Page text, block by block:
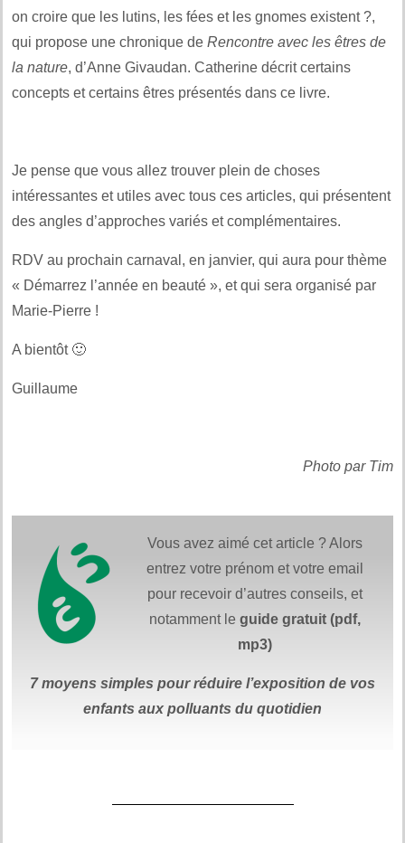
on croire que les lutins, les fées et les gnomes existent ?,
qui propose une chronique de Rencontre avec les êtres de
la nature, d’Anne Givaudan. Catherine décrit certains
concepts et certains êtres présentés dans ce livre.
Je pense que vous allez trouver plein de choses
intéressantes et utiles avec tous ces articles, qui présentent
des angles d’approches variés et complémentaires.
RDV au prochain carnaval, en janvier, qui aura pour thème
« Démarrez l’année en beauté », et qui sera organisé par
Marie-Pierre !
A bientôt 🙂
Guillaume
Photo par Tim
Vous avez aimé cet article ? Alors
entrez votre prénom et votre email
pour recevoir d’autres conseils, et
notamment le guide gratuit (pdf,
mp3)
7 moyens simples pour réduire l’exposition de vos
enfants aux polluants du quotidien